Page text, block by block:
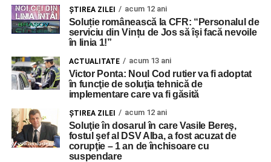
ŞTIREA ZILEI acum 12 ani
Soluție românească la CFR: “Personalul de
serviciu din Vințu de Jos să își facă nevoile
în linia 1!”
ACTUALITATE acum 13 ani
Victor Ponta: Noul Cod rutier va fi adoptat
în funcţie de soluţia tehnică de
implementare care va fi găsită
ŞTIREA ZILEI acum 12 ani
Soluţie în dosarul în care Vasile Bereş,
fostul şef al DSV Alba, a fost acuzat de
corupţie – 1 an de închisoare cu
suspendare